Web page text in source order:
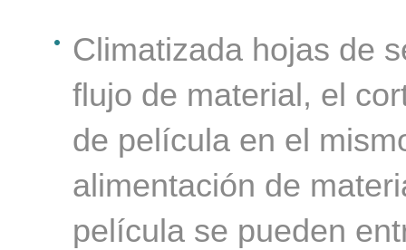
Climatizada hojas de
flujo de material, el
de película en el
alimentación de
película se pueden